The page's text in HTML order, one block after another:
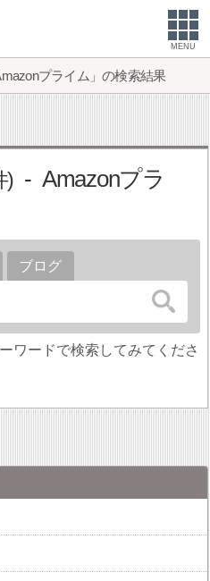
MENU
プライム」の検索結果
Amazonプラ
ブログ
ワードで検索してみてくださ